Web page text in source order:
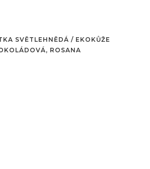
SVĚTLEHNĚDÁ / EKOKŮŽE
ROSANA